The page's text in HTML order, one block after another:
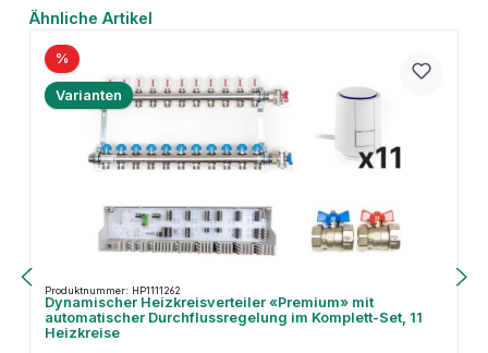
Produktgalerie überspringen
Ähnliche Artikel
%
Varianten
Produktnummer: HP1111262
Dynamischer Heizkreisverteiler «Premium» mit
automatischer Durchflussregelung im Komplett-Set, 11
Heizkreise